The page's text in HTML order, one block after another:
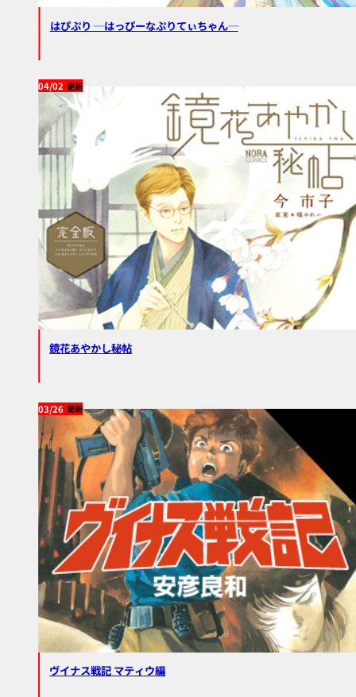
はぴぷり ─はっぴーなぷりてぃちゃん─
04/02
鏡花あやかし秘帖
03/26
ヴイナス戦記 マティウ編